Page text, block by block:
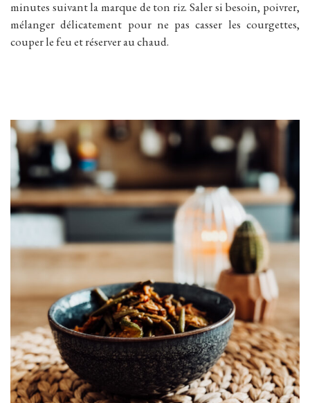
minutes suivant la marque de ton riz. Saler si besoin, poivrer,
mélanger délicatement pour ne pas casser les courgettes,
couper le feu et réserver au chaud.